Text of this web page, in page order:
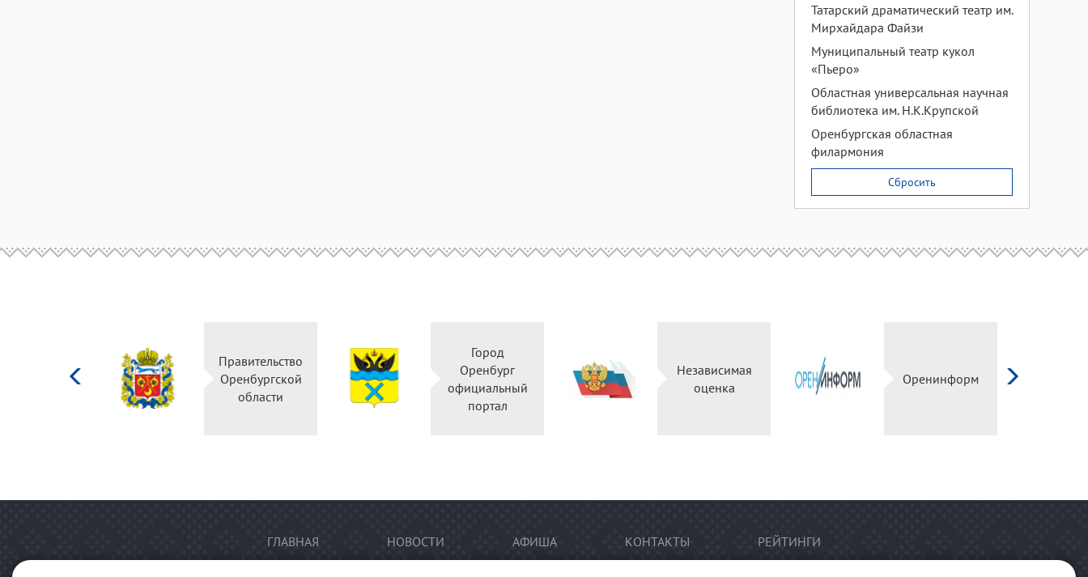
Татарский драматический театр им.
Мирхайдара Файзи
Муниципальный театр кукол
«Пьеро»
Областная универсальная научная
библиотека им. Н.К.Крупской
Оренбургская областная
филармония
Сбросить
Правительство
Оренбургской
области
Город
Оренбург
официальный
портал
Независимая
оценка
Оренинформ
ГЛАВНАЯ НОВОСТИ АФИША КОНТАКТЫ РЕЙТИНГИ